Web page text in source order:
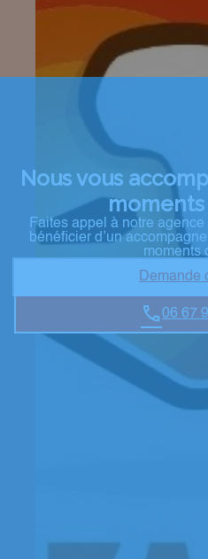
Nous vous
Faites appel à notre
bénéficier d’un
moments
Demande
06 67